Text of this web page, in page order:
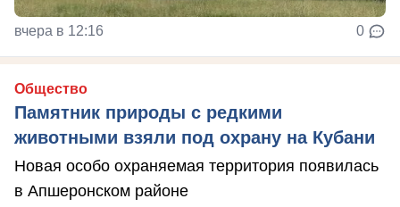
вчера в 12:16 0
Общество
Памятник природы с редкими
животными взяли под охрану на Кубани
Новая особо охраняемая территория появилась
в Апшеронском районе